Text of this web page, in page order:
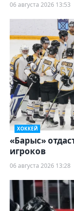
06 августа 2026 13:53
ХОККЕЙ
«Барыс»
игроков
06 августа 2026 13:28